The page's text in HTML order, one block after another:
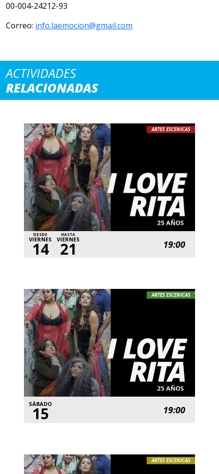
00-004-24212-93
Correo: info.laemocion@gmail.com
ACTIVIDADES
RELACIONADAS
ARTES ESCENICAS
DESDE
VIERNES
14
HASTA
VIERNES
21 19:00
ARTES ESCENICAS
SÁBADO
15 19:00
ARTES ESCENICAS